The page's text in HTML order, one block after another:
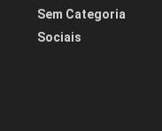
Sem Categoria
Sociais